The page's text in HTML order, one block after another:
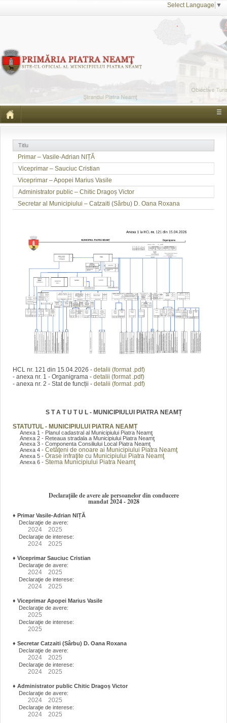
Select Language ▼
☰
Titlu
Primar – Vasile-Adrian NIȚĂ
Viceprimar – Sauciuc Cristian
Viceprimar – Apopei Marius Vasile
Administrator public – Chitic Dragoș Victor
Secretar al Municipiului – Catzaiti (Sârbu) D. Oana Roxana
HCL nr. 121 din 15.04.2026 - detalii (format .pdf)
- anexa nr. 1 - Organigrama - detalii (format .pdf)
- anexa nr. 2 - Stat de funcții - detalii (format .pdf)
S T A T U T U L - MUNICIPIULUI PIATRA NEAMȚ
STATUTUL - MUNICIPIULUI PIATRA NEAMȚ
Anexa 1 - Planul cadastral al Municipiului Piatra Neamţ
Anexa 2 - Reteaua stradala a Municipiului Piatra Neamţ
Anexa 3 - Componenta Consiliului Local Piatra Neamţ
Anexa 4 - Cetăţeni de onoare ai Municipiului Piatra Neamţ
Anexa 5 - Orase infraţite cu Municipiului Piatra Neamţ
Anexa 6 - Stema Municipiului Piatra Neamţ
Declarațiile de avere ale persoanelor din conducere
mandat 2024 - 2028
♦ Primar Vasile-Adrian NIȚĂ
Declaraţie de avere:
2024 2025
Declaraţie de interese:
2024 2025
♦ Viceprimar Sauciuc Cristian
Declaraţie de avere:
2024 2025
Declaraţie de interese:
2024 2025
♦ Viceprimar Apopei Marius Vasile
Declaraţie de avere:
2025
Declaraţie de interese:
2025
♦ Secretar Catzaiti (Sârbu) D. Oana Roxana
Declaraţie de avere:
2024 2025
Declaraţie de interese:
2024 2025
♦ Administrator public Chitic Dragoș Victor
Declaraţie de avere:
2024 2025
Declaraţie de interese:
2024 2025